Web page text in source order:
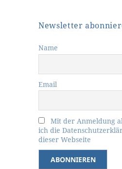
Newsletter
Name
Email
Mit der Anmeldung
ich die
dieser Webseite